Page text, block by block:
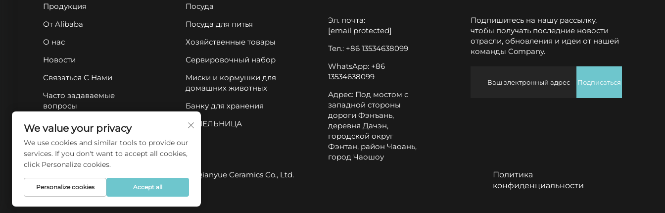
Продукция
От Alibaba
О нас
Новости
Связаться С Нами
Часто задаваемые
вопросы
Посуда
Посуда для питья
Хозяйственные товары
Сервировочный набор
Миски и кормушки для
домашних животных
Банку для хранения
ПЕПЕЛЬНИЦА
Эл. почта:
[email protected]
Тел.: +86 13534638099
WhatsApp: +86
13534638099
Адрес: Под мостом с
западной стороны
дороги Фэнъань,
деревня Дачэн,
городской округ
Фэнтан, район Чаоань,
город Чаошоу
Подпишитесь на нашу рассылку,
чтобы получать последние новости
отрасли, обновления и идеи от нашей
команды Company.
Подписаться
Все права защищены © 2025 Chaozhou Qianyue Ceramics Co., Ltd.
Политика
конфиденциальности
We value your privacy
We use cookies and similar tools to provide our
services. If you don't want to accept all cookies,
click Personalize cookies.
Personalize cookies Accept all